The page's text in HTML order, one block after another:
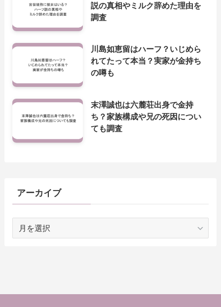
説の真相やミルク辞めた理由を
調査
川島如恵留はハーフ？いじめら
れてたって本当？実家が金持ち
の噂も
末澤誠也は六麓荘出身で金持
ち？家族構成や兄の死因につい
ても調査
アーカイブ